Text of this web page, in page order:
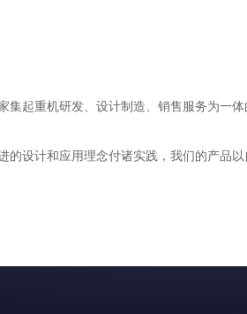
集起重机研发、设计制造、销售服务为一
的设计和应用理念付诸实践，我们的产品